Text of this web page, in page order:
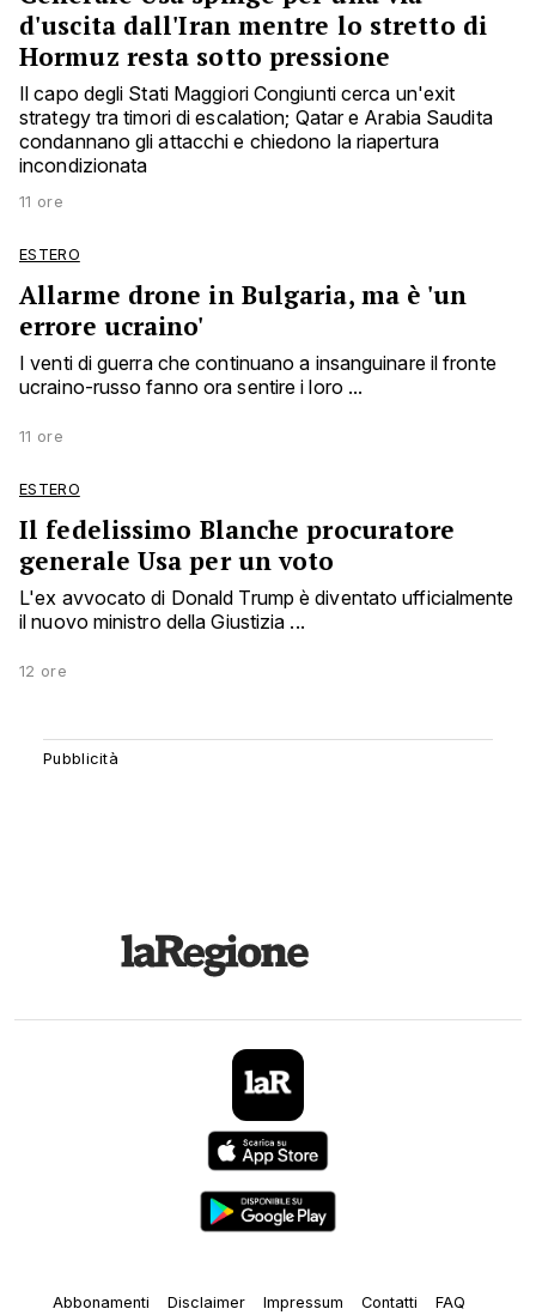
d'uscita dall'Iran mentre lo stretto di
Hormuz resta sotto pressione
Il capo degli Stati Maggiori Congiunti cerca un'exit
strategy tra timori di escalation; Qatar e Arabia Saudita
condannano gli attacchi e chiedono la riapertura
incondizionata
11 ore
ESTERO
Allarme drone in Bulgaria, ma è 'un
errore ucraino'
I venti di guerra che continuano a insanguinare il fronte
ucraino-russo fanno ora sentire i loro ...
11 ore
ESTERO
Il fedelissimo Blanche procuratore
generale Usa per un voto
L'ex avvocato di Donald Trump è diventato ufficialmente
il nuovo ministro della Giustizia ...
12 ore
Abbonamenti Disclaimer Impressum Contatti FAQ